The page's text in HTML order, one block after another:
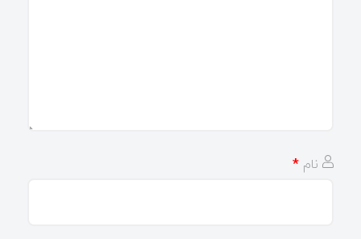
نام *